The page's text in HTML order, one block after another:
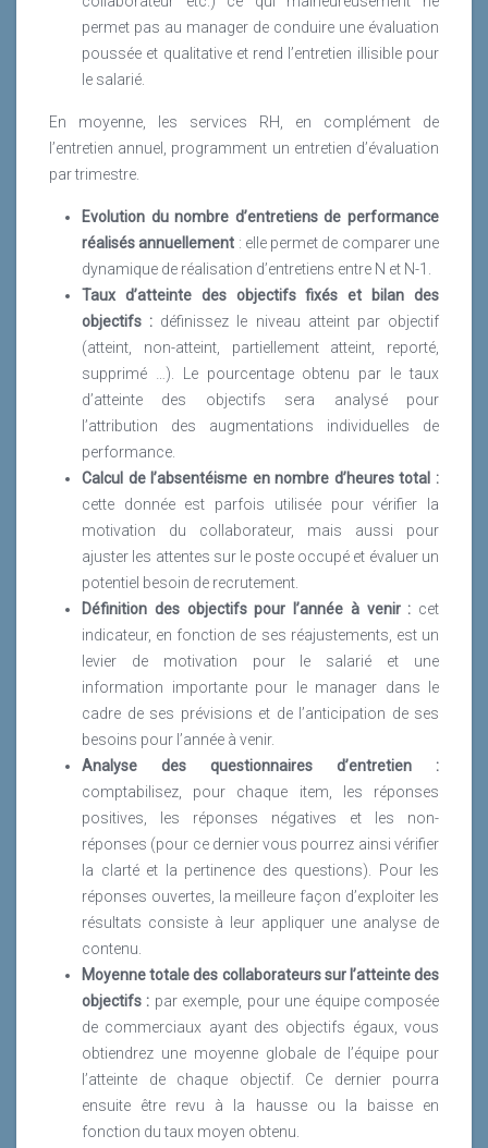
permet pas au manager de conduire une évaluation
poussée et qualitative et rend l’entretien illisible pour
le salarié.
En moyenne, les services RH, en complément de
l’entretien annuel, programment un entretien d’évaluation
par trimestre.
Evolution du nombre d’entretiens de performance
réalisés annuellement : elle permet de comparer une
dynamique de réalisation d’entretiens entre N et N-1.
Taux d’atteinte des objectifs fixés et bilan des
objectifs : définissez le niveau atteint par objectif
(atteint, non-atteint, partiellement atteint, reporté,
supprimé …). Le pourcentage obtenu par le taux
d’atteinte des objectifs sera analysé pour
l’attribution des augmentations individuelles de
performance.
Calcul de l’absentéisme en nombre d’heures total :
cette donnée est parfois utilisée pour vérifier la
motivation du collaborateur, mais aussi pour
ajuster les attentes sur le poste occupé et évaluer un
potentiel besoin de recrutement.
Définition des objectifs pour l’année à venir : cet
indicateur, en fonction de ses réajustements, est un
levier de motivation pour le salarié et une
information importante pour le manager dans le
cadre de ses prévisions et de l’anticipation de ses
besoins pour l’année à venir.
Analyse des questionnaires d’entretien :
comptabilisez, pour chaque item, les réponses
positives, les réponses négatives et les non-
réponses (pour ce dernier vous pourrez ainsi vérifier
la clarté et la pertinence des questions). Pour les
réponses ouvertes, la meilleure façon d’exploiter les
résultats consiste à leur appliquer une analyse de
contenu.
Moyenne totale des collaborateurs sur l’atteinte des
objectifs : par exemple, pour une équipe composée
de commerciaux ayant des objectifs égaux, vous
obtiendrez une moyenne globale de l’équipe pour
l’atteinte de chaque objectif. Ce dernier pourra
ensuite être revu à la hausse ou la baisse en
fonction du taux moyen obtenu.